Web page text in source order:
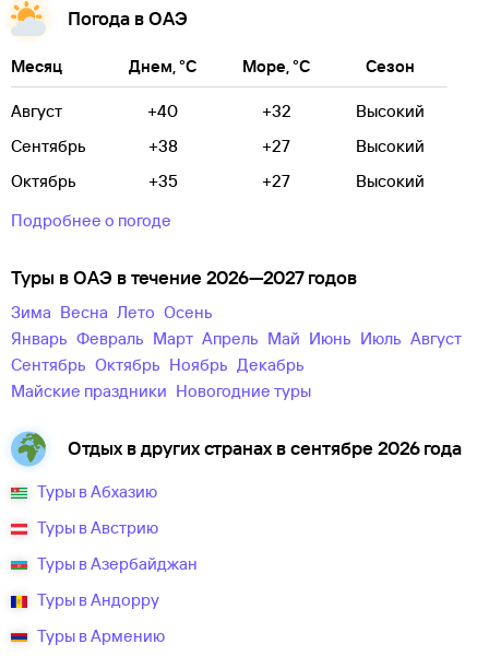
Погода в ОАЭ
Месяц Днем, °C Море, °C Сезон
Август +40 +32
Высокий
Сентябрь
+38 +27
Высокий
Октябрь
+35 +27
Высокий
Подробнее о погоде
Туры в ОАЭ в течение 2026—2027 годов
зима весна лето
осень
Январь
Февраль Март Апрель Май Июнь Июль
Август
Сентябрь
Октябрь Ноябрь
Декабрь
майские праздники
новогодние туры
Отдых в других странах в сентябре 2026 года
Туры в Абхазию
Туры в Австрию
Туры в Азербайджан
Туры в Андорру
Туры в Армению